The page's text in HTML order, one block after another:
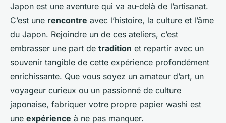
Japon est une aventure qui va au-delà de l’artisanat.
C’est une rencontre avec l’histoire, la culture et l’âme
du Japon. Rejoindre un de ces ateliers, c’est
embrasser une part de tradition et repartir avec un
souvenir tangible de cette expérience profondément
enrichissante. Que vous soyez un amateur d’art, un
voyageur curieux ou un passionné de culture
japonaise, fabriquer votre propre papier washi est
une expérience à ne pas manquer.